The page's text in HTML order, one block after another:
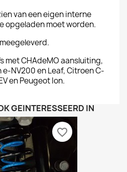
van een eigen interne
opgeladen moet worden.
met CHAdeMO aansluiting,
NV200 en Leaf, Citroen C-
en Peugeot Ion.
GEÏNTERESSEERD IN
favorite_border